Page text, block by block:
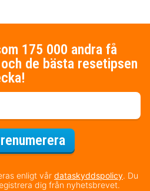
175 000 andra få
de bästa resetipsen
enligt vår dataskyddspolicy. Du
dig från nyhetsbrevet.